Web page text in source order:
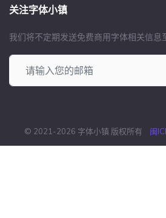
关注字体小镇
我们将不定期发送免费商用字体相关信息
© 2021-2026 字体小镇 版权所有 闽